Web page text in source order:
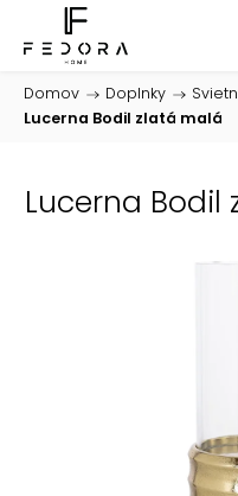
Domov / Doplnky /
Lucerna Bodil zlatá malá
Lucerna Bodil